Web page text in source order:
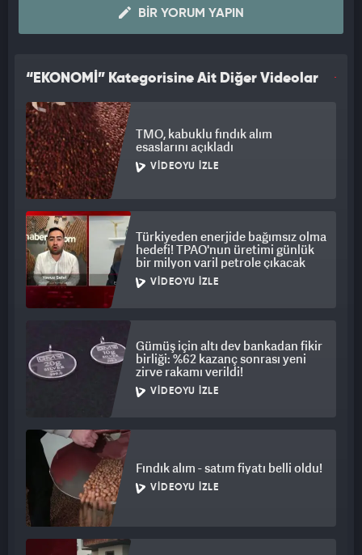
Tüketicilere de önemli haklar tanındı. Doğrudan satış yoluyla
alınan ürün veya hizmetler için 30 gün içinde hiçbir gerekçe
2026’ya kadar yeni şartlara uyum sağlayarak yetki belgesi
BIR YORUM YAPIN
“EKONOMİ” Kategorisine Ait Diğer Videolar
TMO, kabuklu fındık alım
esaslarını açıkladı
VIDEOYU İZLE
Türkiyeden enerjide bağımsız olma
hedefi! TPAO'nun üretimi günlük
bir milyon varil petrole çıkacak
VIDEOYU İZLE
Gümüş için altı dev bankadan fikir
birliği: %62 kazanç sonrası yeni
zirve rakamı verildi!
VIDEOYU İZLE
Fındık alım - satım fiyatı belli oldu!
VIDEOYU İZLE